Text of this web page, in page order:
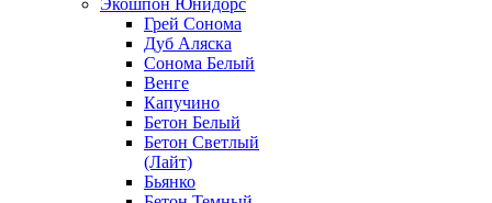
Экошпон Юнидорс
Грей Сонома
Дуб Аляска
Сонома Белый
Венге
Капучино
Бетон Белый
Бетон Светлый
(Лайт)
Бьянко